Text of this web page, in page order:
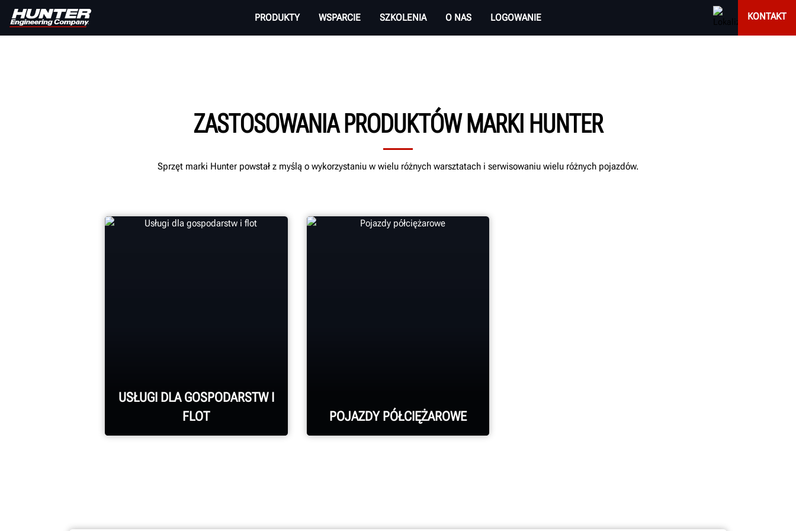
PRODUKTY WSPARCIE SZKOLENIA O NAS LOGOWANIE KONTAKT
ZASTOSOWANIA PRODUKTÓW MARKI HUNTER
Sprzęt marki Hunter powstał z myślą o wykorzystaniu w wielu różnych warsztatach i serwisowaniu wielu różnych pojazdów.
USŁUGI DLA GOSPODARSTW I
FLOT
POJAZDY PÓŁCIĘŻAROWE
półciężarowych